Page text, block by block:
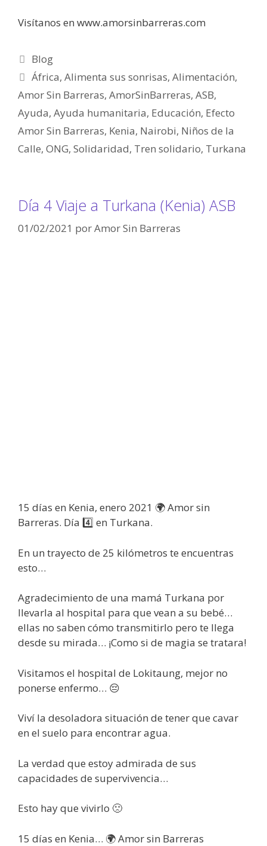
Visítanos en www.amorsinbarreras.com
Blog
África,Alimenta sus sonrisas,Alimentación,
Amor Sin Barreras, AmorSinBarreras, ASB,
Ayuda, Ayuda humanitaria, Educación, Efecto
Amor Sin Barreras, Kenia, Nairobi, Niños de la
Calle, ONG, Solidaridad, Tren solidario, Turkana
Día 4 Viaje a Turkana (Kenia) ASB
01/02/2021 porAmor Sin Barreras
15 días en Kenia, enero 2021 🌍 Amor sin
Barreras. Día 4️⃣ en Turkana.
En un trayecto de 25 kilómetros te encuentras
esto…
Agradecimiento de una mamá Turkana por
llevarla al hospital para que vean a su bebé…
ellas no saben cómo transmitirlo pero te llega
desde su mirada… ¡Como si de magia se tratara!
Visitamos el hospital de Lokitaung, mejor no
ponerse enfermo… 😔
Viví la desoladora situación de tener que cavar
en el suelo para encontrar agua.
La verdad que estoy admirada de sus
capacidades de supervivencia…
Esto hay que vivirlo 🙁
15 días en Kenia… 🌍 Amor sin Barreras